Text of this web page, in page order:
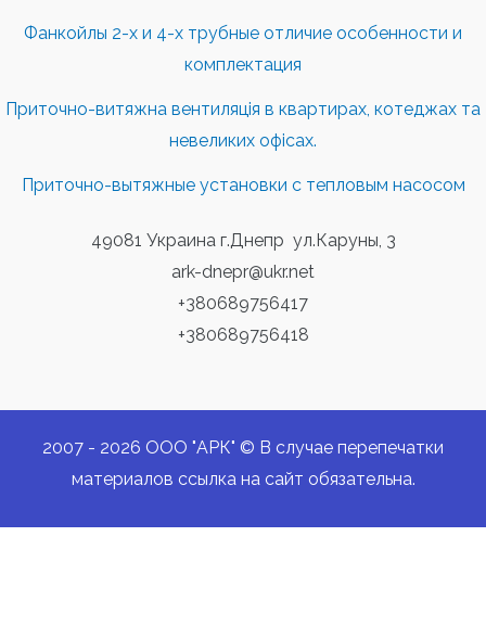
Фанкойлы 2-х и 4-х трубные отличие особенности и
комплектация
Приточно-витяжна вентиляція в квартирах, котеджах та
невеликих офісах.
Приточно-вытяжные установки с тепловым насосом
49081 Украина г.Днепр ул.Каруны, 3
ark-dnepr@ukr.net
+380689756417
+380689756418
2007 - 2026 ООО "АРК" © В случае перепечатки
материалов ссылка на сайт обязательна.